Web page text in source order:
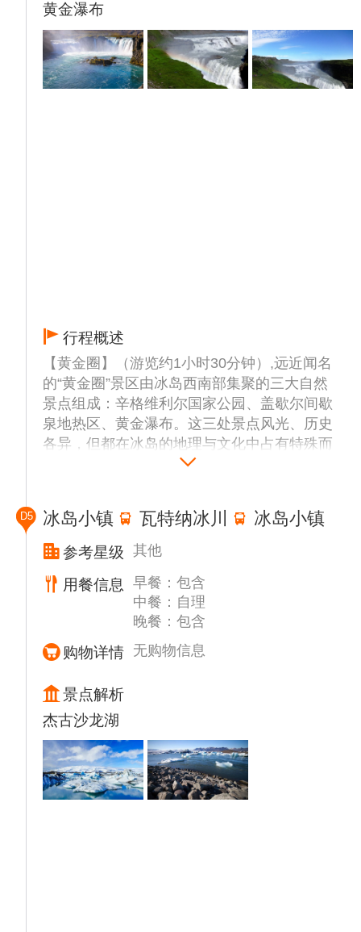
黄金瀑布
行程概述
【黄金圈】（游览约1小时30分钟）,远近闻名
的“黄金圈”景区由冰岛西南部集聚的三大自然
景点组成：辛格维利尔国家公园、盖歇尔间歇
泉地热区、黄金瀑布。这三处景点风光、历史
各异，但都在冰岛的地理与文化中占有特殊而
民主议会会址”之称，后来这里成为冰岛人民
喜庆大事的庆贺之地。2004年辛格维利尔国
家公园被联合国教科文组织列入“世界遗产名
录”。
【冰岛大裂谷】,冰岛大裂谷与国家公园临
近，它是欧亚与美洲板块的分界处，它被称
为“地球上最美丽的伤疤”。
【盖歇尔间歇泉】,地热区上遍布着蒸腾的沸
泥潭、喷气孔、地热温泉、喷泉。而其中最著
名的地热景观莫过于间歇泉了。间歇泉即每隔
一段时间喷发一次的温泉，每隔10-15分钟就
能喷射出一道20-40米高的水柱。
【黄金瀑布】,黄金瀑布是冰岛最为壮观的瀑
布之一，好似一匹与众不同、极富动感的绸
D5 冰岛小镇 瓦特纳冰川 冰岛小镇
参考星级 其他
用餐信息
早餐：包含
中餐：自理
晚餐：包含
购物详情 无购物信息
景点解析
杰古沙龙湖